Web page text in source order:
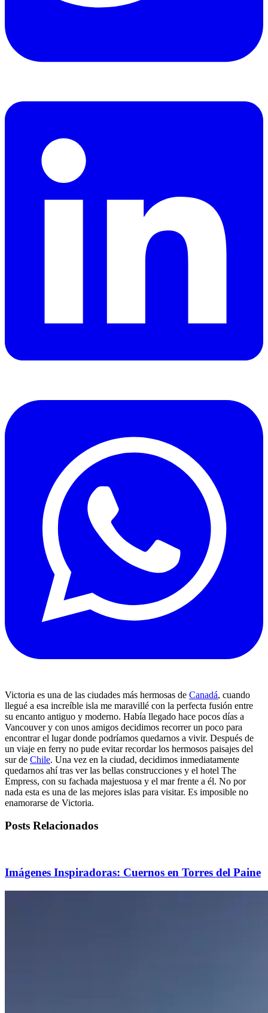
Victoria es una de las ciudades más hermosas de Canadá, cuando
llegué a esa increíble isla me maravillé con la perfecta fusión entre
su encanto antiguo y moderno. Había llegado hace pocos días a
Vancouver y con unos amigos decidimos recorrer un poco para
encontrar el lugar donde podríamos quedarnos a vivir. Después de
un viaje en ferry no pude evitar recordar los hermosos paisajes del
sur de Chile. Una vez en la ciudad, decidimos inmediatamente
quedarnos ahí tras ver las bellas construcciones y el hotel The
Empress, con su fachada majestuosa y el mar frente a él. No por
nada esta es una de las mejores islas para visitar. Es imposible no
enamorarse de Victoria.
Posts Relacionados
Imágenes Inspiradoras: Cuernos en Torres del Paine